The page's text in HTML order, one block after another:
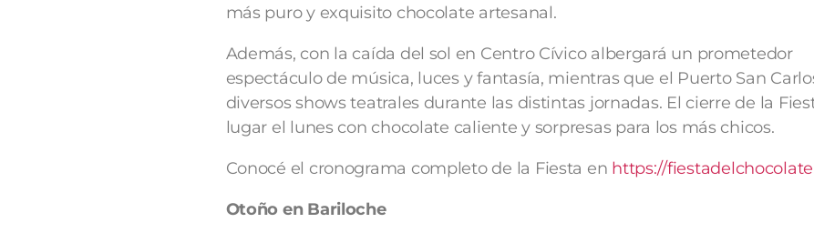
más puro y exquisito chocolate artesanal.
Además, con la caída del sol en Centro Cívico albergará un prometedor
espectáculo de música, luces y fantasía, mientras que el Puerto San
diversos shows teatrales durante las distintas jornadas. El cierre de la
lugar el lunes con chocolate caliente y sorpresas para los más chicos.
Conocé el cronograma completo de la Fiesta en https://
Otoño en Bariloche